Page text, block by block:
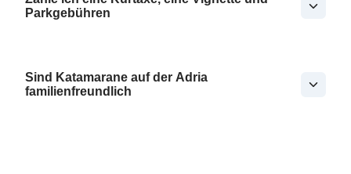
Parkgebühren
Sind Katamarane auf der Adria
familienfreundlich